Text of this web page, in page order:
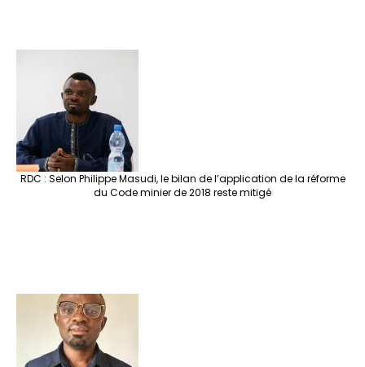
RDC : Selon Philippe Masudi, le bilan de l’application de la réforme
du Code minier de 2018 reste mitigé